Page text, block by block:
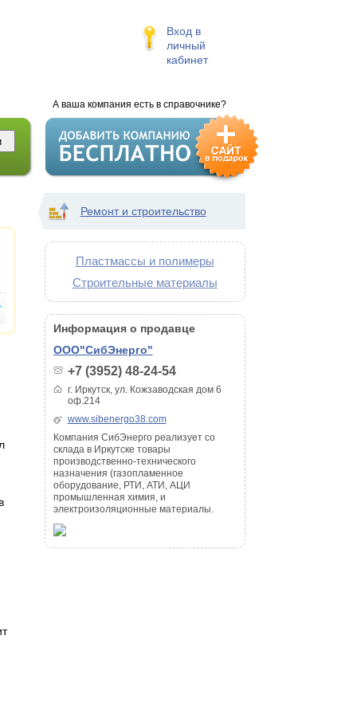
Вход в
личный
кабинет
А ваша компания есть в справочнике?
Ремонт и строительство
Пластмассы и полимеры
Строительные материалы
Информация о продавце
ООО"СибЭнерго"
+7 (3952) 48-24-54
г. Иркутск, ул. Кожзаводская дом 6
оф.214
www.sibenergo38.com
Компания СибЭнерго реализует со
склада в Иркутске товары
производственно-технического
назначения (газопламенное
оборудование, РТИ, АТИ, АЦИ
промышленная химия, и
электроизоляционные материалы.